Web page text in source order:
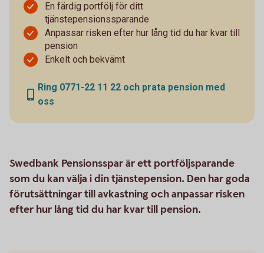
En färdig portfölj för ditt
tjänstepensionssparande
Anpassar risken efter hur lång tid du har kvar till
pension
Enkelt och bekvämt
Ring 0771-22 11 22 och prata pension med
oss
Swedbank Pensionsspar är ett portföljsparande
som du kan välja i din tjänstepension. Den har goda
förutsättningar till avkastning och anpassar risken
efter hur lång tid du har kvar till pension.